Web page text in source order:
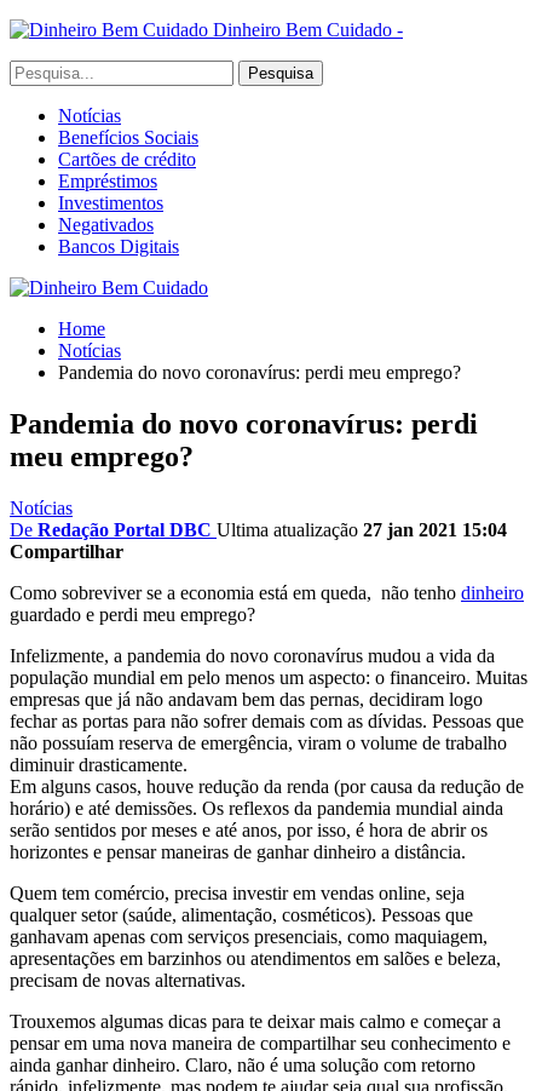
Dinheiro Bem Cuidado -
Notícias
Benefícios Sociais
Cartões de crédito
Empréstimos
Investimentos
Negativados
Bancos Digitais
Home
Notícias
Pandemia do novo coronavírus: perdi meu emprego?
Pandemia do novo coronavírus: perdi
meu emprego?
Notícias
De Redação Portal DBC Ultima atualização 27 jan 2021 15:04
Compartilhar
Como sobreviver se a economia está em queda, não tenho dinheiro
guardado e perdi meu emprego?
Infelizmente, a pandemia do novo coronavírus mudou a vida da
população mundial em pelo menos um aspecto: o financeiro. Muitas
empresas que já não andavam bem das pernas, decidiram logo
fechar as portas para não sofrer demais com as dívidas. Pessoas que
não possuíam reserva de emergência, viram o volume de trabalho
diminuir drasticamente.
Em alguns casos, houve redução da renda (por causa da redução de
horário) e até demissões. Os reflexos da pandemia mundial ainda
serão sentidos por meses e até anos, por isso, é hora de abrir os
horizontes e pensar maneiras de ganhar dinheiro a distância.
Quem tem comércio, precisa investir em vendas online, seja
qualquer setor (saúde, alimentação, cosméticos). Pessoas que
ganhavam apenas com serviços presenciais, como maquiagem,
apresentações em barzinhos ou atendimentos em salões e beleza,
precisam de novas alternativas.
Trouxemos algumas dicas para te deixar mais calmo e começar a
pensar em uma nova maneira de compartilhar seu conhecimento e
ainda ganhar dinheiro. Claro, não é uma solução com retorno
rápido, infelizmente, mas podem te ajudar seja qual sua profissão.